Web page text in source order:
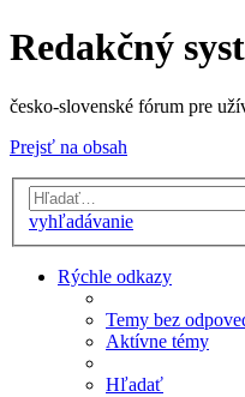
Redakčný
česko-slovenské fórum pre
Prejsť na obsah
vyhľadávanie
Rýchle odkazy
Temy bez
Aktívne témy
Hľadať